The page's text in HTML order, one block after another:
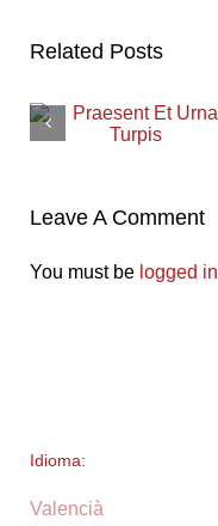
Related Posts
Leave A Comment
You must be logged in
Idioma:
Valencià